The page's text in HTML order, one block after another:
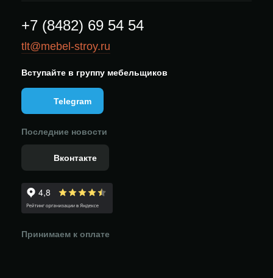
+7 (8482) 69 54 54
tlt@mebel-stroy.ru
Вступайте в группу мебельщиков
Telegram
Последние новости
Вконтакте
Принимаем к оплате